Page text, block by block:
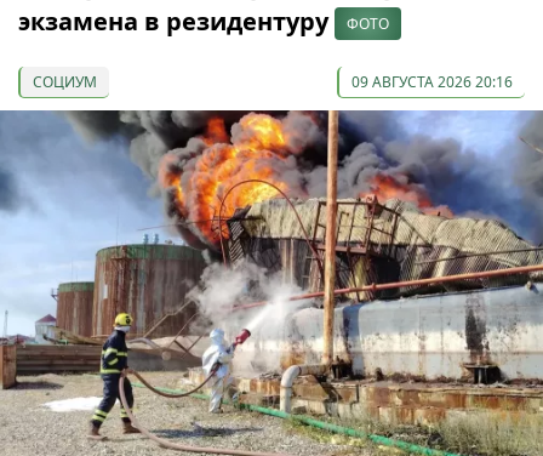
экзамена в резидентуру
ФОТО
СОЦИУМ 09 АВГУСТА 2026 20:16